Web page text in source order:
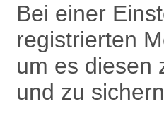
Bei einer
registrierten
um es diesen
und zu